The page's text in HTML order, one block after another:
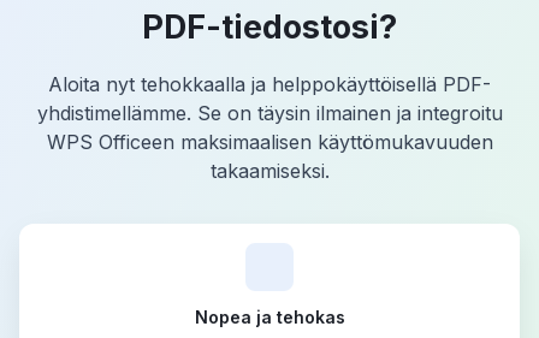
PDF-tiedostosi?
Aloita nyt tehokkaalla ja helppokäyttöisellä PDF-
yhdistimellämme. Se on täysin ilmainen ja integroitu
WPS Officeen maksimaalisen käyttömukavuuden
takaamiseksi.
Nopea ja tehokas